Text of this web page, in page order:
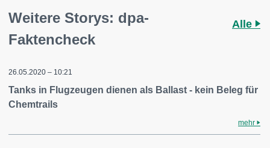
Weitere Storys: dpa-
Faktencheck
Alle
26.05.2020 – 10:21
Tanks in Flugzeugen dienen als Ballast - kein Beleg für
Chemtrails
mehr